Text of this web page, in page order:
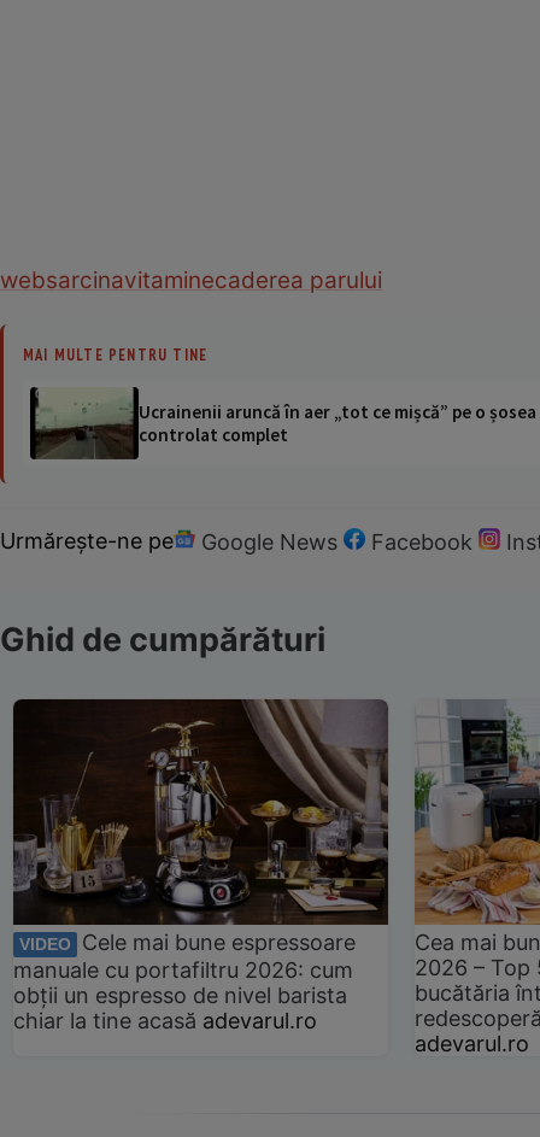
websarcinavitaminecaderea parului
MAI MULTE PENTRU TINE
Ucrainenii aruncă în aer „tot ce mișcă” pe o
controlat complet
Urmărește-ne pe Google News Facebook
Ghid de cumpărături
VIDEO
Cele mai bune espressoare
manuale cu portafiltru 2026: cum
obții un espresso de nivel barista
chiar la tine acasă adevarul.ro
Cea mai
2026 –
bucătăria
adevarul.ro